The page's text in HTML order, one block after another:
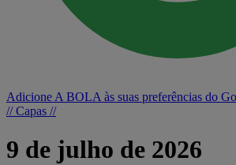
Adicione A BOLA às suas preferências do
// Capas //
9 de julho de 2026